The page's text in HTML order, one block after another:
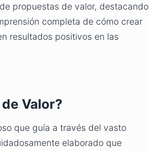
propuestas de valor, destacando
completa de cómo crear
resultados positivos en las
Valor?
que guía a través del vasto
elaborado que